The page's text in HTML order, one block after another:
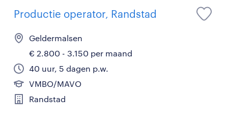
Productie operator, Randstad
Geldermalsen
€ 2.800 - 3.150 per maand
40 uur, 5 dagen p.w.
VMBO/MAVO
Randstad